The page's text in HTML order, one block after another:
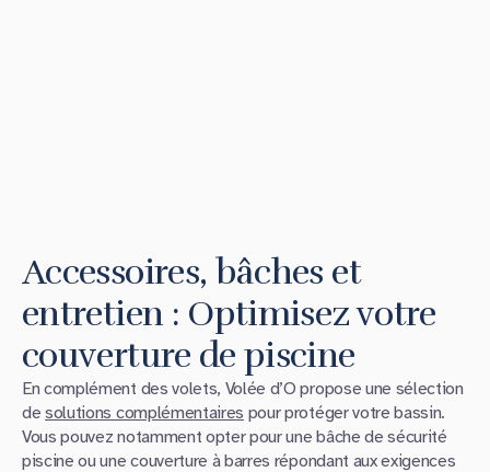
Accessoires, bâches et
entretien : Optimisez votre
couverture de piscine
En complément des volets, Volée d’O propose une sélection
desolutions complémentaires pour protéger votre bassin.
Vous pouvez notamment opter pour une bâche de sécurité
piscine ou une couverture à barres répondant aux exigences